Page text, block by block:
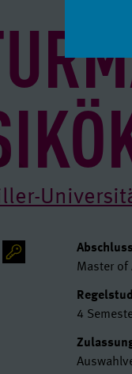
Abschluss
Master of
4